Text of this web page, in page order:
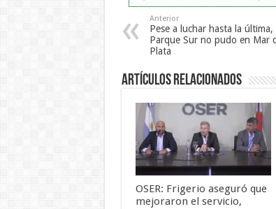
Anterior
Pese a luchar hasta la última,
Parque Sur no pudo en Mar
Plata
Artículos Relacionados
OSER: Frigerio aseguró que
mejoraron el servicio,